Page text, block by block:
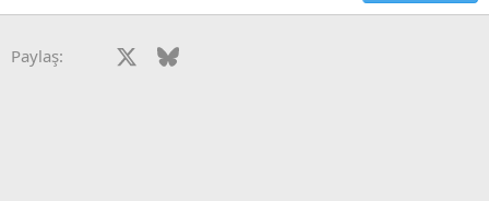
Paylaş: Facebook Bluesky